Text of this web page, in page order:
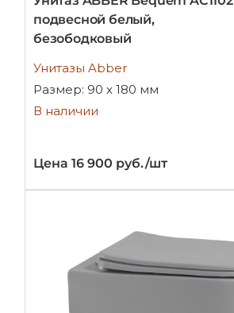
подвесной белый,
безободковый
Унитазы Abber
Размер: 90 х 180 мм
В наличии
Цена 16 900 руб./шт